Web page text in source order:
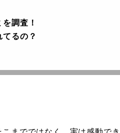
調査！
るの？